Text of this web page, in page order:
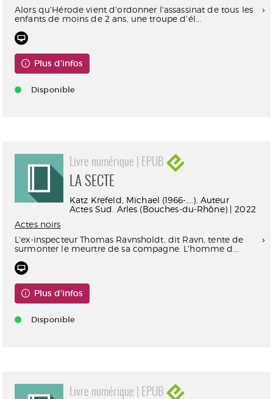
Alors qu'Hérode vient d'ordonner l'assassinat de tous les
enfants de moins de 2 ans, une troupe d'él...
Plus d'infos
Disponible
Livre numérique | EPUB
LA SECTE
Katz Krefeld, Michael (1966-....). Auteur
Actes Sud. Arles (Bouches-du-Rhône) | 2022
Actes noirs
L'ex-inspecteur Thomas Ravnsholdt, dit Ravn, tente de
surmonter le meurtre de sa compagne. L'homme d...
Plus d'infos
Disponible
Livre numérique | EPUB